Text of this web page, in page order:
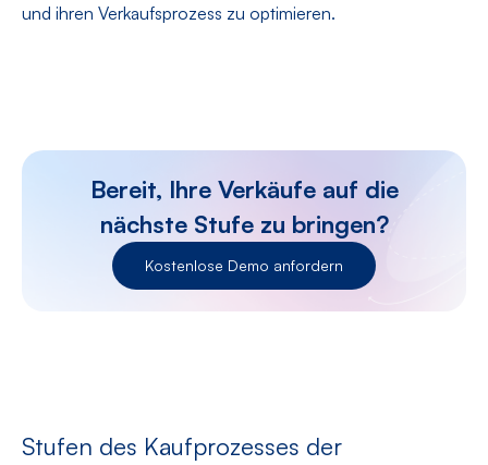
und ihren Verkaufsprozess zu optimieren.
Bereit, Ihre Verkäufe auf die
nächste Stufe zu bringen?
Kostenlose Demo anfordern
Stufen des Kaufprozesses der